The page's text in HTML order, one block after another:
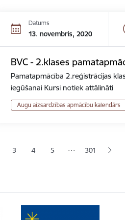
Datums
13. novembris, 2020
BVC - 2.klases
Pamatapmācība 2.reģistrācijas
iegūšanai Kursi notiek attālināti
Augu aizsardzības apmācību kalendārs
lapaLapa
3 Lapa
4 Lapa
5 … 301